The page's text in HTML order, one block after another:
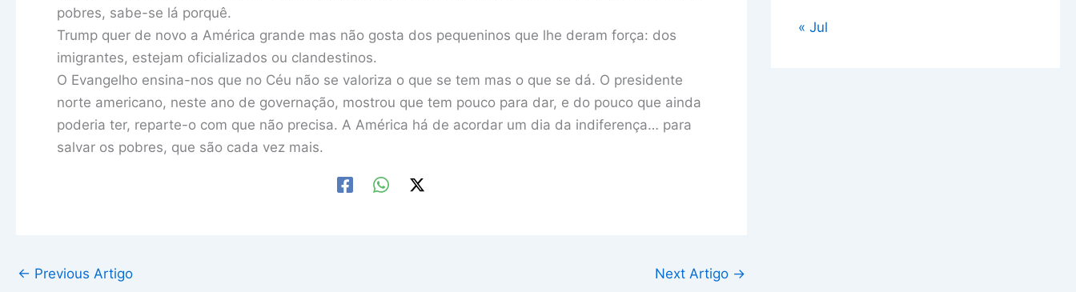
pobres, sabe-se lá porquê.
Trump quer de novo a América grande mas não gosta dos pequeninos que lhe deram força: dos
imigrantes, estejam oficializados ou clandestinos.
O Evangelho ensina-nos que no Céu não se valoriza o que se tem mas o que se dá. O presidente
norte americano, neste ano de governação, mostrou que tem pouco para dar, e do pouco que ainda
poderia ter, reparte-o com que não precisa. A América há de acordar um dia da indiferença… para
salvar os pobres, que são cada vez mais.
← Previous Artigo Next Artigo →
« Jul